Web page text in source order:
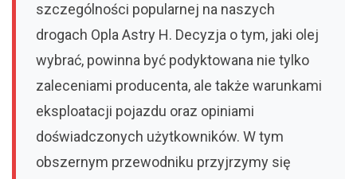
szczególności popularnej na naszych
drogach Opla Astry H. Decyzja o tym, jaki olej
wybrać, powinna być podyktowana nie tylko
zaleceniami producenta, ale także warunkami
eksploatacji pojazdu oraz opiniami
doświadczonych użytkowników. W tym
obszernym przewodniku przyjrzymy się